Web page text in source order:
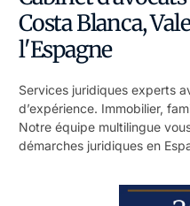
Costa Blanca,
l'Espagne
Services juridiques experts
d’expérience. Immobilier,
Notre équipe multilingue
démarches juridiques en